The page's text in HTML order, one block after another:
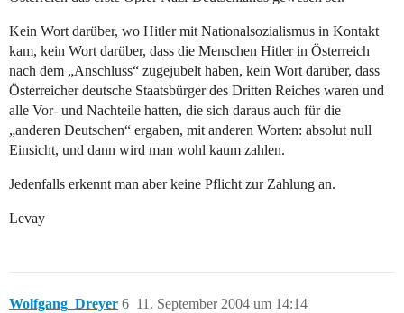
Kein Wort darüber, wo Hitler mit Nationalsozialismus in Kontakt
kam, kein Wort darüber, dass die Menschen Hitler in Österreich
nach dem „Anschluss“ zugejubelt haben, kein Wort darüber, dass
Österreicher deutsche Staatsbürger des Dritten Reiches waren und
alle Vor- und Nachteile hatten, die sich daraus auch für die
„anderen Deutschen“ ergaben, mit anderen Worten: absolut null
Einsicht, und dann wird man wohl kaum zahlen.
Jedenfalls erkennt man aber keine Pflicht zur Zahlung an.
Levay
Wolfgang_Dreyer 11. September 2004 um 14:14
6